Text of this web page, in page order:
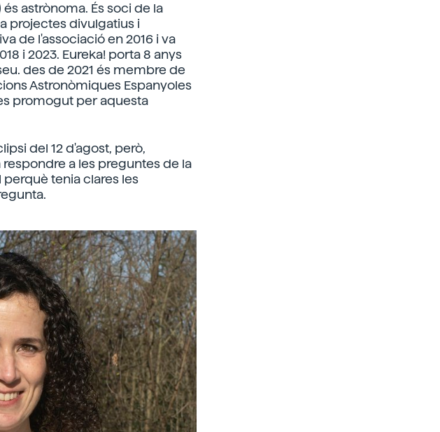
és astrònoma. És soci de la
projectes divulgatius i
de l'associació en 2016 i va
i 2023. Eureka! porta 8 anys
des de 2021 és membre de
Astronòmiques Espanyoles
promogut per aquesta
del 12 d'agost, però,
a les preguntes de la
perquè tenia clares les